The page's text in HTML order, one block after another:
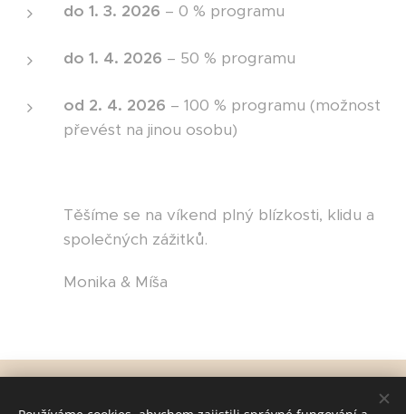
do 1. 3. 2026 – 0 % programu
do 1. 4. 2026 – 50 % programu
od 2. 4. 2026 – 100 % programu (možnost
převést na jinou osobu)
Těšíme se na víkend plný blízkosti, klidu a
společných zážitků.
Monika & Míša